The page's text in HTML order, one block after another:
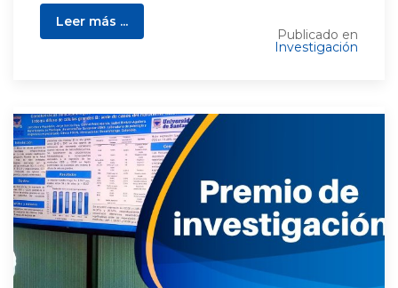
Leer más ...
Publicado en
Investigación